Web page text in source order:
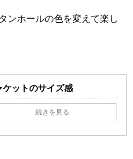
ンホールの色を変えて楽し
ケットのサイズ感
続きを見る